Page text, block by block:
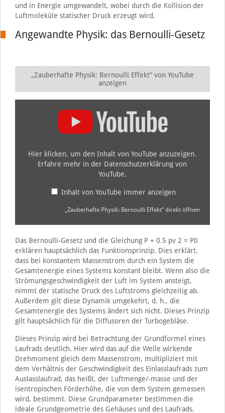
und in Energie umgewandelt, wobei durch die Kollision der
Luftmoleküle statischer Druck erzeugt wird.
Angewandte Physik: das Bernoulli-Gesetz
„Zauberhafte Physik: Bernoulli Effekt“ von YouTube
anzeigen
Hier klicken, um den Inhalt von YouTube anzuzeigen.
Erfahre mehr in der Datenschutzerklärung von
YouTube.
Inhalt von YouTube immer anzeigen
„Zauberhafte Physik: Bernoulli Effekt“ direkt öffnen
Das Bernoulli-Gesetz und die Gleichung P + 0.5 pv 2 = P0
erklären hauptsächlich das Funktionsprinzip. Dies erklärt,
dass bei konstantem Massenstrom durch ein System die
Gesamtenergie eines Systems konstant bleibt. Wenn also die
Strömungsgeschwindigkeit der Luft im System ansteigt,
nimmt der statische Druck des Luftstroms gleichzeitig ab.
Außerdem gilt diese Dynamik umgekehrt, d. h., die
Gesamtenergie des Systems ändert sich nicht. Dieses Prinzip
gilt hauptsächlich für die Diffusoren der Turbogebläse.
Dieses Prinzip wird bei Betrachtung der Grundformel eines
Laufrads deutlich. Hier wird das auf die Welle wirkende
Drehmoment gleich dem Massenstrom, multipliziert mit
dem Verhältnis der Geschwindigkeit des Einlasslaufrads zum
Auslasslaufrad, das heißt, der Luftmenge/-masse und der
isentropischen Förderhöhe, die von dem System gemessen
wird, bestimmt. Diese Grundparameter bestimmen die
ideale Grundgeometrie des Gehäuses und des Laufrads.